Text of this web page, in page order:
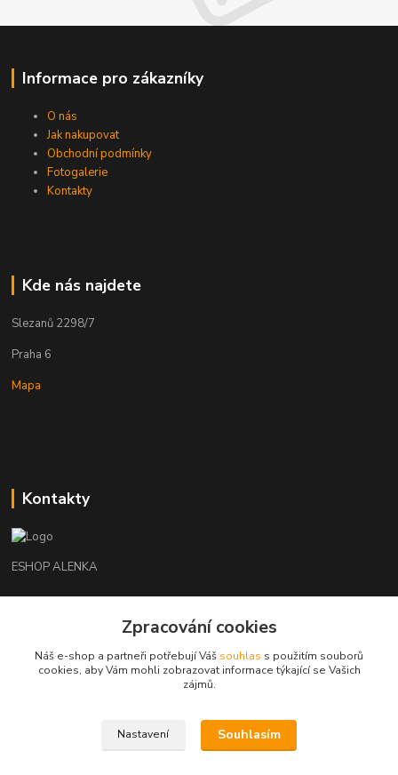
Informace pro zákazníky
O nás
Jak nakupovat
Obchodní podmínky
Fotogalerie
Kontakty
Kde nás najdete
Slezanů 2298/7
Praha 6
Mapa
Kontakty
ESHOP ALENKA
+420602541312
orechovka@inmes.cz
Zpracování cookies
Náš e-shop a partneři potřebují Váš souhlas s použitím souborů
cookies, aby Vám mohli zobrazovat informace týkající se Vašich
zájmů.
Nastavení Souhlasím